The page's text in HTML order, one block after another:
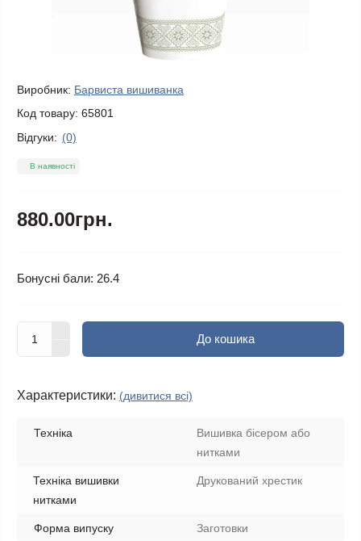
Виробник: Барвиста вишиванка
Код товару: 65801
Відгуки: (0)
В наявності
880.00грн.
Бонусні бали: 26.4
До кошика
Характеристики: (дивитися всі)
Техніка
Вишивка бісером або
нитками
Техніка вишивки
нитками
Друкований хрестик
Форма випуску Заготовки